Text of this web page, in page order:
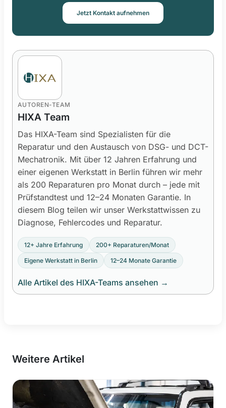
Jetzt Kontakt aufnehmen
AUTOREN-TEAM
HIXA Team
Das HIXA-Team sind Spezialisten für die
Reparatur und den Austausch von DSG- und DCT-
Mechatronik. Mit über 12 Jahren Erfahrung und
einer eigenen Werkstatt in Berlin führen wir mehr
als 200 Reparaturen pro Monat durch – jede mit
Prüfstandtest und 12–24 Monaten Garantie. In
diesem Blog teilen wir unser Werkstattwissen zu
Diagnose, Fehlercodes und Reparatur.
12+ Jahre Erfahrung 200+ Reparaturen/Monat
Eigene Werkstatt in Berlin 12–24 Monate Garantie
Alle Artikel des HIXA-Teams ansehen →
Weitere Artikel